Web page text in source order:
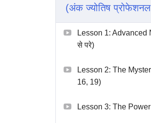
(अंक ज्योतिष प्रोफेशनल
Lesson 1: Advanced
से परे)
Lesson 2: The
16, 19)
Lesson 3: The Power